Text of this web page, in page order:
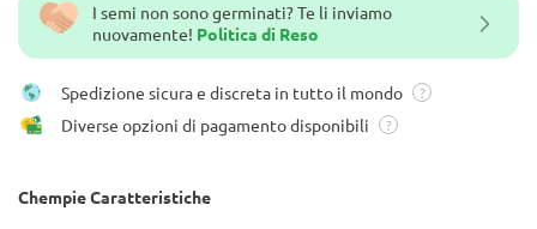
I semi non sono germinati? Te li inviamo
nuovamente! Politica di Reso
Spedizione sicura e discreta in tutto il mondo ?
Diverse opzioni di pagamento disponibili ?
Chempie Caratteristiche